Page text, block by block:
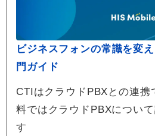
ビジネスフォンの常識を変
門ガイド
CTIはクラウドPBXとの連携
料ではクラウドPBXについ
す